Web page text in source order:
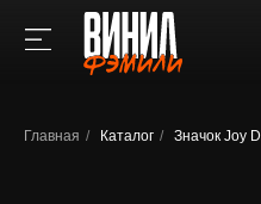
Главная / Каталог / Значок Joy